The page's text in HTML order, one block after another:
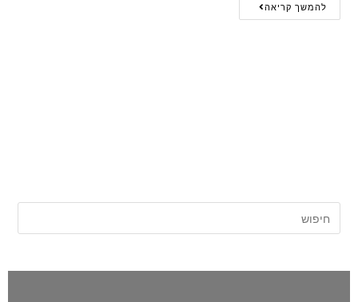
להמשך קריאה